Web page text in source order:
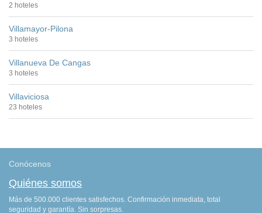
2 hoteles
Villamayor-Pilona
3 hoteles
Villanueva De Cangas
3 hoteles
Villaviciosa
23 hoteles
Conócenos
Quiénes somos
Más de 500.000 clientes satisfechos. Confirmación inmediata, total
seguridad y garantía. Sin sorpresas.